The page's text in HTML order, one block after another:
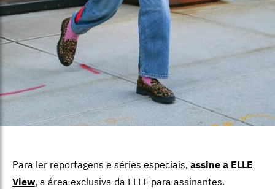
Para ler reportagens e séries especiais, assine a ELLE
View, a área exclusiva da ELLE para assinantes.